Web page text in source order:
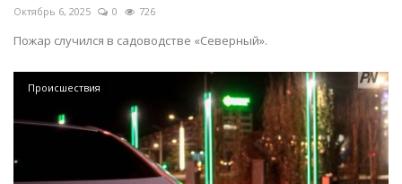
Октябрь 6, 2025 0 726
Пожар случился в садоводстве «Северный».
Происшествия